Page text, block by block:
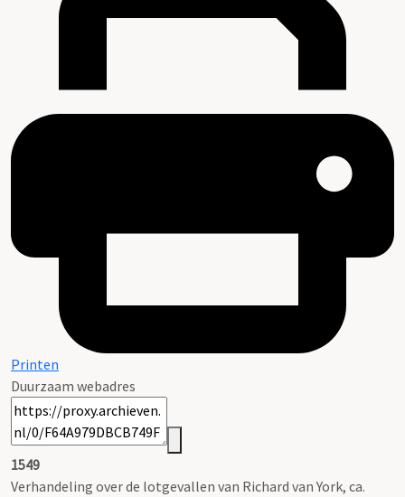
Printen
Duurzaam webadres
1549
Verhandeling over de lotgevallen van Richard van York, ca.